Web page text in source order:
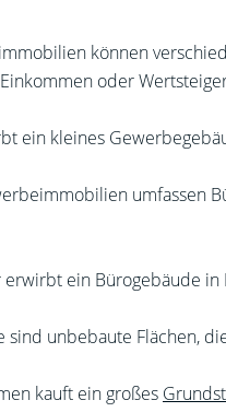
können
oder
ein kleines
umfassen
ein Bürogebäude
sind unbebaute Flächen,
kauft ein großes